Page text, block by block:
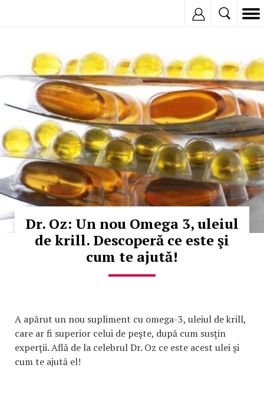
Dr. Oz: Un nou Omega 3, uleiul
de krill. Descoperă ce este şi
cum te ajută!
A apărut un nou supliment cu omega-3, uleiul de krill,
care ar fi superior celui de peşte, după cum susţin
experţii. Află de la celebrul Dr. Oz ce este acest ulei şi
cum te ajută el!